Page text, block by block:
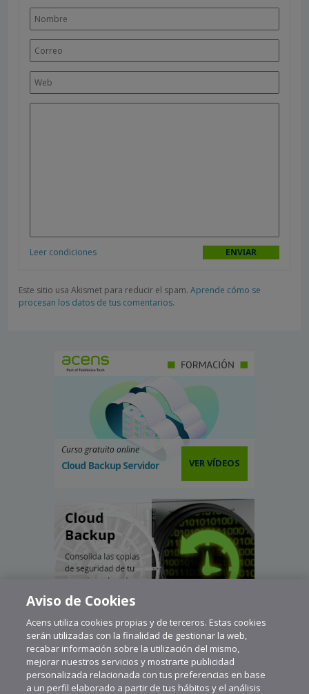
Leer condiciones
Este sitio usa Akismet para reducir el spam. Aprende cómo se
procesan los datos de tus comentarios.
Curso gratuito online
Cloud Backup Servidor VER VÍDEOS
Aviso de Cookies
Acens utiliza cookies propias y de terceros. Estas cookies
serán utilizadas con la finalidad de gestionar la web,
recabar información sobre la utilización del mismo,
mejorar nuestros servicios y mostrarte publicidad
personalizada relacionada con tus preferencias en base
a un perfil elaborado a partir de tus hábitos y el análisis